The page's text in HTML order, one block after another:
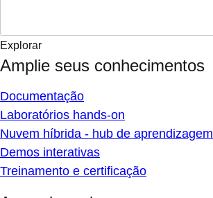
Explorar
Amplie seus conhecimentos
Documentação
Laboratórios hands-on
Nuvem híbrida - hub de aprendizagem
Demos interativas
Treinamento e certificação